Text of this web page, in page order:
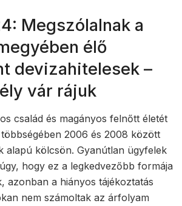
Megszólalnak a
élő
devizahitelesek –
vár rájuk
család és magányos felnőtt életét
2006 és 2008 között
alapú kölcsön. Gyanútlan ügyfelek
hogy ez a legkedvezőbb formája
azonban a hiányos tájékoztatás
nem számoltak az árfolyam